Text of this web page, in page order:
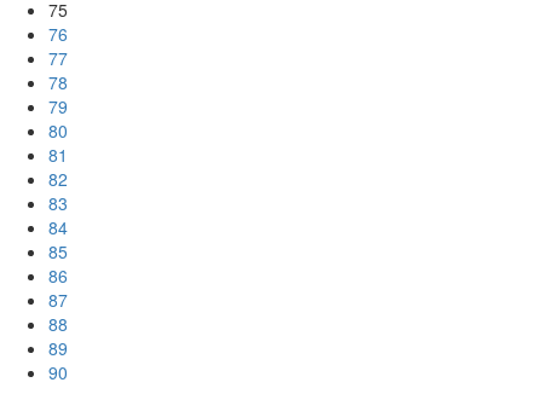
75
76
77
78
79
80
81
82
83
84
85
86
87
88
89
90